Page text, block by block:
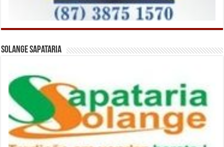
Solange Sapataria